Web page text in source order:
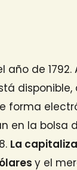
de
disponible,
forma
la bolsa
La
y el